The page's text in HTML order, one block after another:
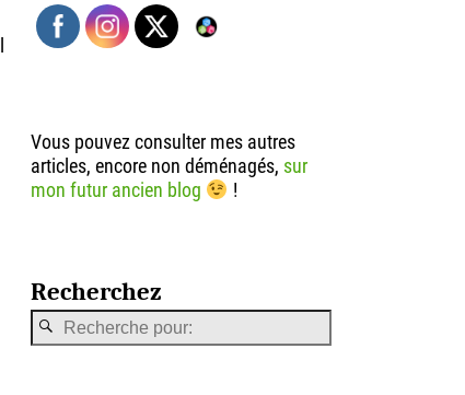
Vous pouvez consulter mes autres
articles, encore non déménagés, sur
mon futur ancien blog
!
Recherchez